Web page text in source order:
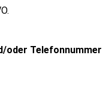
oder Telefonnummer